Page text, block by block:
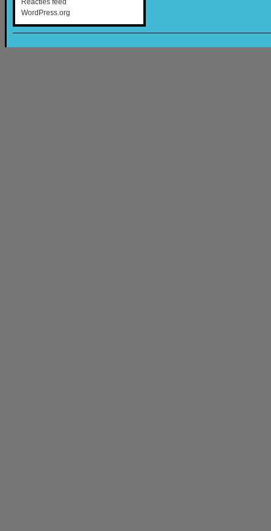
Reacties feed
WordPress.org